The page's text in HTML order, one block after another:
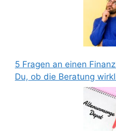
5 Fragen an einen
Du, ob die Beratung